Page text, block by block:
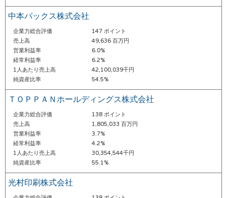
中本パックス株式会社
企業力総合評価
147 ポイント
売上高
49,636 百万円
営業利益率
6.0%
経常利益率
6.2%
1人あたり売上高
42,100,039千円
純資産比率
54.5%
ＴＯＰＰＡＮホールディングス株式会社
企業力総合評価
138 ポイント
売上高
1,805,033 百万円
営業利益率
3.7%
経常利益率
4.2%
1人あたり売上高
30,354,544千円
純資産比率
55.1%
光村印刷株式会社